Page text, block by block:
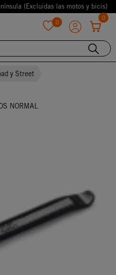
(Excluidas las motos y bicis)
0
0
y Street
NORMAL